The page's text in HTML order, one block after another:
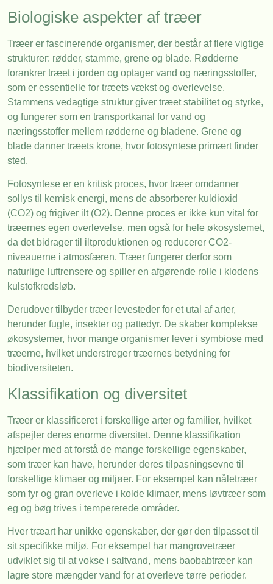
Biologiske aspekter af træer
Træer er fascinerende organismer, der består af flere vigtige
strukturer: rødder, stamme, grene og blade. Rødderne
forankrer træet i jorden og optager vand og næringsstoffer,
som er essentielle for træets vækst og overlevelse.
Stammens vedagtige struktur giver træet stabilitet og styrke,
og fungerer som en transportkanal for vand og
næringsstoffer mellem rødderne og bladene. Grene og
blade danner træets krone, hvor fotosyntese primært finder
sted.
Fotosyntese er en kritisk proces, hvor træer omdanner
sollys til kemisk energi, mens de absorberer kuldioxid
(CO2) og frigiver ilt (O2). Denne proces er ikke kun vital for
træernes egen overlevelse, men også for hele økosystemet,
da det bidrager til iltproduktionen og reducerer CO2-
niveauerne i atmosfæren. Træer fungerer derfor som
naturlige luftrensere og spiller en afgørende rolle i klodens
kulstofkredsløb.
Derudover tilbyder træer levesteder for et utal af arter,
herunder fugle, insekter og pattedyr. De skaber komplekse
økosystemer, hvor mange organismer lever i symbiose med
træerne, hvilket understreger træernes betydning for
biodiversiteten.
Klassifikation og diversitet
Træer er klassificeret i forskellige arter og familier, hvilket
afspejler deres enorme diversitet. Denne klassifikation
hjælper med at forstå de mange forskellige egenskaber,
som træer kan have, herunder deres tilpasningsevne til
forskellige klimaer og miljøer. For eksempel kan nåletræer
som fyr og gran overleve i kolde klimaer, mens løvtræer som
eg og bøg trives i tempererede områder.
Hver træart har unikke egenskaber, der gør den tilpasset til
sit specifikke miljø. For eksempel har mangrovetræer
udviklet sig til at vokse i saltvand, mens baobabtræer kan
lagre store mængder vand for at overleve tørre perioder.